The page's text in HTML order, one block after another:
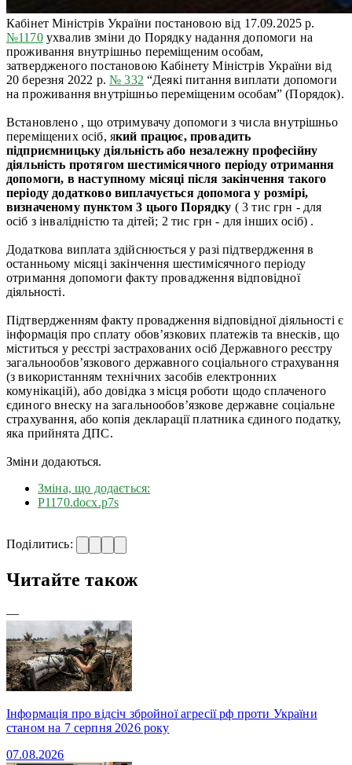
Кабінет Міністрів України постановою від 17.09.2025 р.
№1170ухвалив зміни до Порядку надання допомоги на
проживання внутрішньо переміщеним особам,
затвердженого постановою Кабінету Міністрів України від
20 березня 2022 р.№ 332 “Деякі питання виплати допомоги
на проживання внутрішньо переміщеним особам” (Порядок).
Встановлено , що отримувачу допомоги з числа внутрішньо
переміщених осіб, який працює, провадить
підприємницьку діяльність або незалежну професійну
діяльність протягом шестимісячного періоду отримання
допомоги, в наступному місяці після закінчення такого
періоду додатково виплачується допомога у розмірі,
визначеному пунктом 3 цього Порядку ( 3 тис грн - для
осіб з інвалідністю та дітей; 2 тис грн - для інших осіб) .
Додаткова виплата здійснюється у разі підтвердження в
останньому місяці закінчення шестимісячного періоду
отримання допомоги факту провадження відповідної
діяльності.
Підтвердженням факту провадження відповідної діяльності є
інформація про сплату обов’язкових платежів та внесків, що
міститься у реєстрі застрахованих осіб Державного реєстру
загальнообов’язкового державного соціального страхування
(з використанням технічних засобів електронних
комунікацій), або довідка з місця роботи щодо сплаченого
єдиного внеску на загальнообов’язкове державне соціальне
страхування, або копія декларації платника єдиного податку,
яка прийнята ДПС.
Зміни додаються.
Зміна, що додається:
Р1170.docx.p7s
Поділитись:
Читайте також
—
Інформація про відсіч збройної агресії рф проти України
станом на 7 серпня 2026 року
07.08.2026